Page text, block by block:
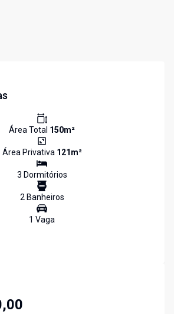
Área Total 150m²
Área Privativa 121m²
3 Dormitórios
2Banheiros
1 Vaga